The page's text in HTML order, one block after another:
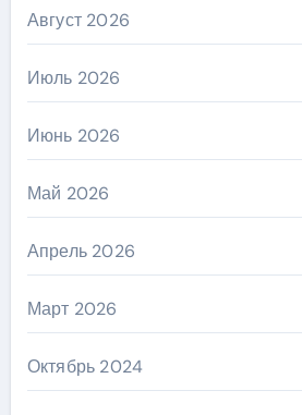
Август 2026
Июль 2026
Июнь 2026
Май 2026
Апрель 2026
Март 2026
Октябрь 2024